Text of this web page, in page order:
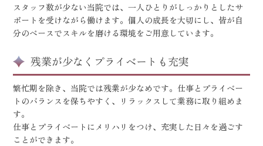
スタッフ数が少ない当院では、一人ひとりがしっかりとしたサ
ポートを受けながら働けます。個人の成長を大切にし、皆が自
分のペースでスキルを磨ける環境をご用意しています。
残業が少なくプライベートも充実
繁忙期を除き、当院では残業が少なめです。仕事とプライベー
トのバランスを保ちやすく、リラックスして業務に取り組めま
す。
仕事とプライベートにメリハリをつけ、充実した日々を過ごす
ことができます。